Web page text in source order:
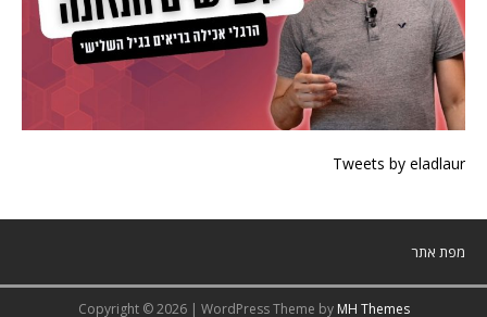
Tweets by eladlaur
מפת אתר
Copyright © 2026 | WordPress Theme by MH Themes